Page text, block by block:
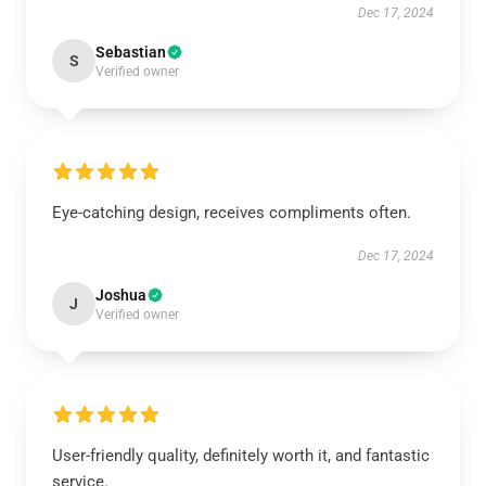
Dec 17, 2024
S Sebastian
Verified owner
Eye-catching design, receives compliments often.
Dec 17, 2024
J Joshua
Verified owner
User-friendly quality, definitely worth it, and fantastic
service.